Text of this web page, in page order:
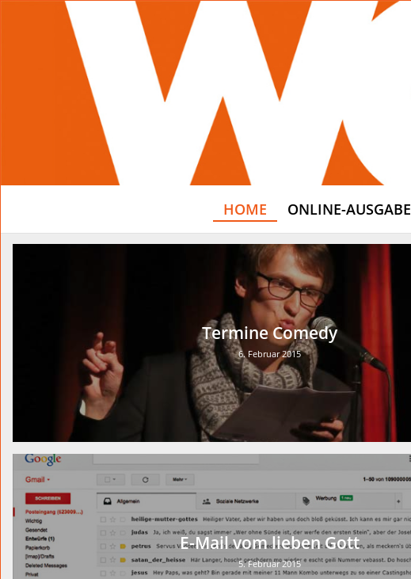
HOME ONLINE-AUSGABE
Termine Comedy
6. Februar 2015
E-Mail vom lieben Gott
5. Februar 2015